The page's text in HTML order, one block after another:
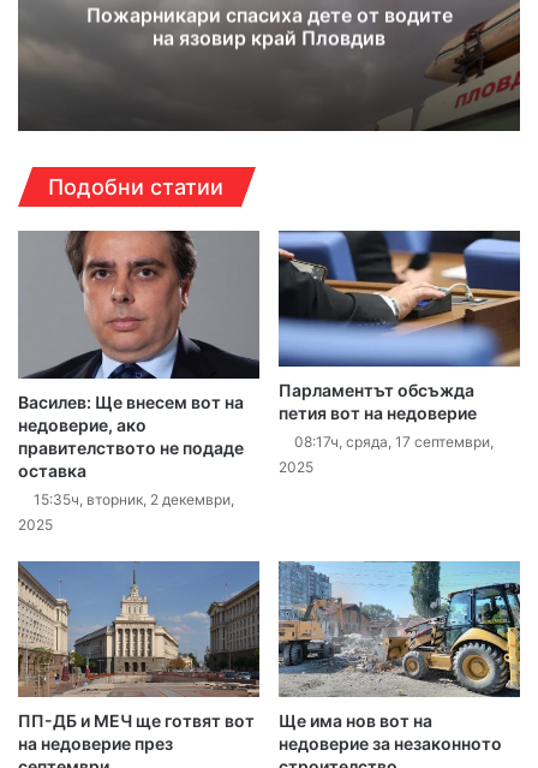
Пожарникари спасиха дете от водите
на язовир край Пловдив
Подобни статии
Василев: Ще внесем вот на
недоверие, ако
правителството не подаде
оставка
15:35ч, вторник, 2 декември,
2025
Парламентът обсъжда
петия вот на недоверие
08:17ч, сряда, 17 септември,
2025
ПП-ДБ и МЕЧ ще готвят вот
на недоверие през
Ще има нов вот на
недоверие за незаконното